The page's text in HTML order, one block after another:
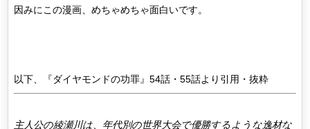
因みにこの漫画、めちゃめちゃ面白いです。
以下、『ダイヤモンドの功罪』54話・55話より引用・抜粋
主人公の綾瀬川は、年代別の世界大会で優勝するような逸材な